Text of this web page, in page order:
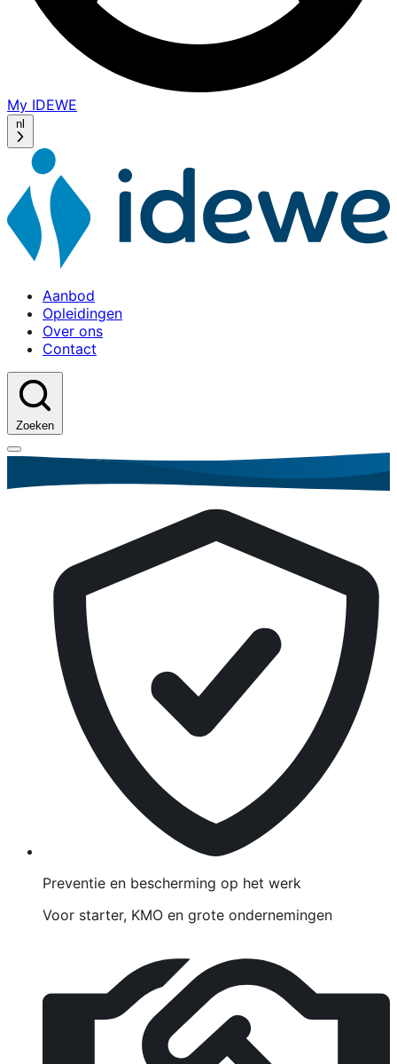
My IDEWE
window)
nl
Home
Aanbod
Opleidingen
Over ons
Contact
Zoeken
Preventie en bescherming op het werk
Voor starter, KMO en grote ondernemingen